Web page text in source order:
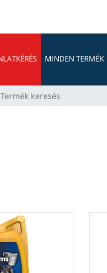
MINDEN TERMÉK
Termék keresés